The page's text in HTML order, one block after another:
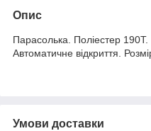
Опис
Парасолька. Поліестер
Автоматичне відкриття.
Умови доставки